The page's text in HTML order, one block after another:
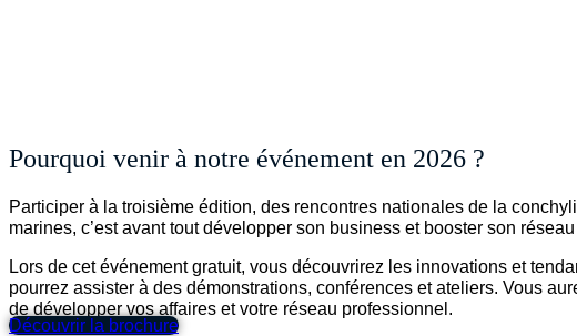
Pourquoi venir à notre événement en 2026 ?
Participer à la troisième édition, des rencontres nationales de la
marines, c’est avant tout développer son business et booster son réseau
Lors de cet événement gratuit, vous découvrirez les innovations et
pourrez assister à des démonstrations, conférences et ateliers. Vous
de développer vos affaires et votre réseau professionnel.
Découvrir la brochure